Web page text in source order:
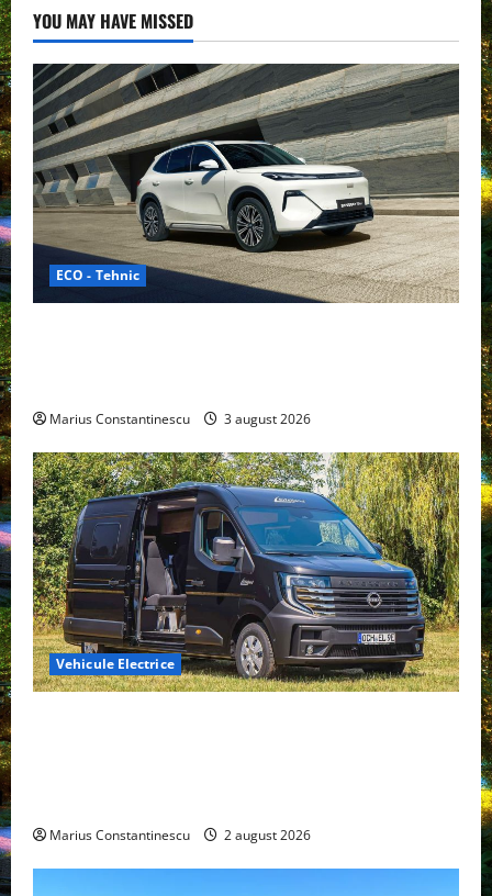
recentă
generație
a
lui
Yaris
cu
un
nou
grup
motopropulsor
hibrid
YOU MAY HAVE MISSED
ECO - Tehnic
Marius Constantinescu 3 august 2026
Vehicule Electrice
Marius Constantinescu 2 august 2026